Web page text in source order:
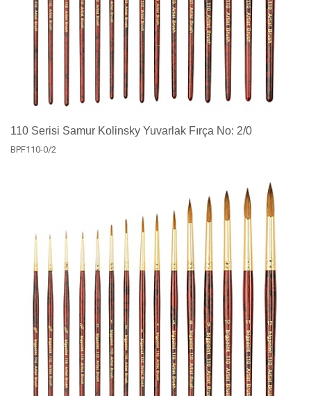
110 Serisi Samur Kolinsky Yuvarlak Fırça No: 2/0
BPF110-0/2